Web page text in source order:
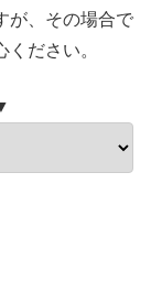
が、その場合で
ださい。